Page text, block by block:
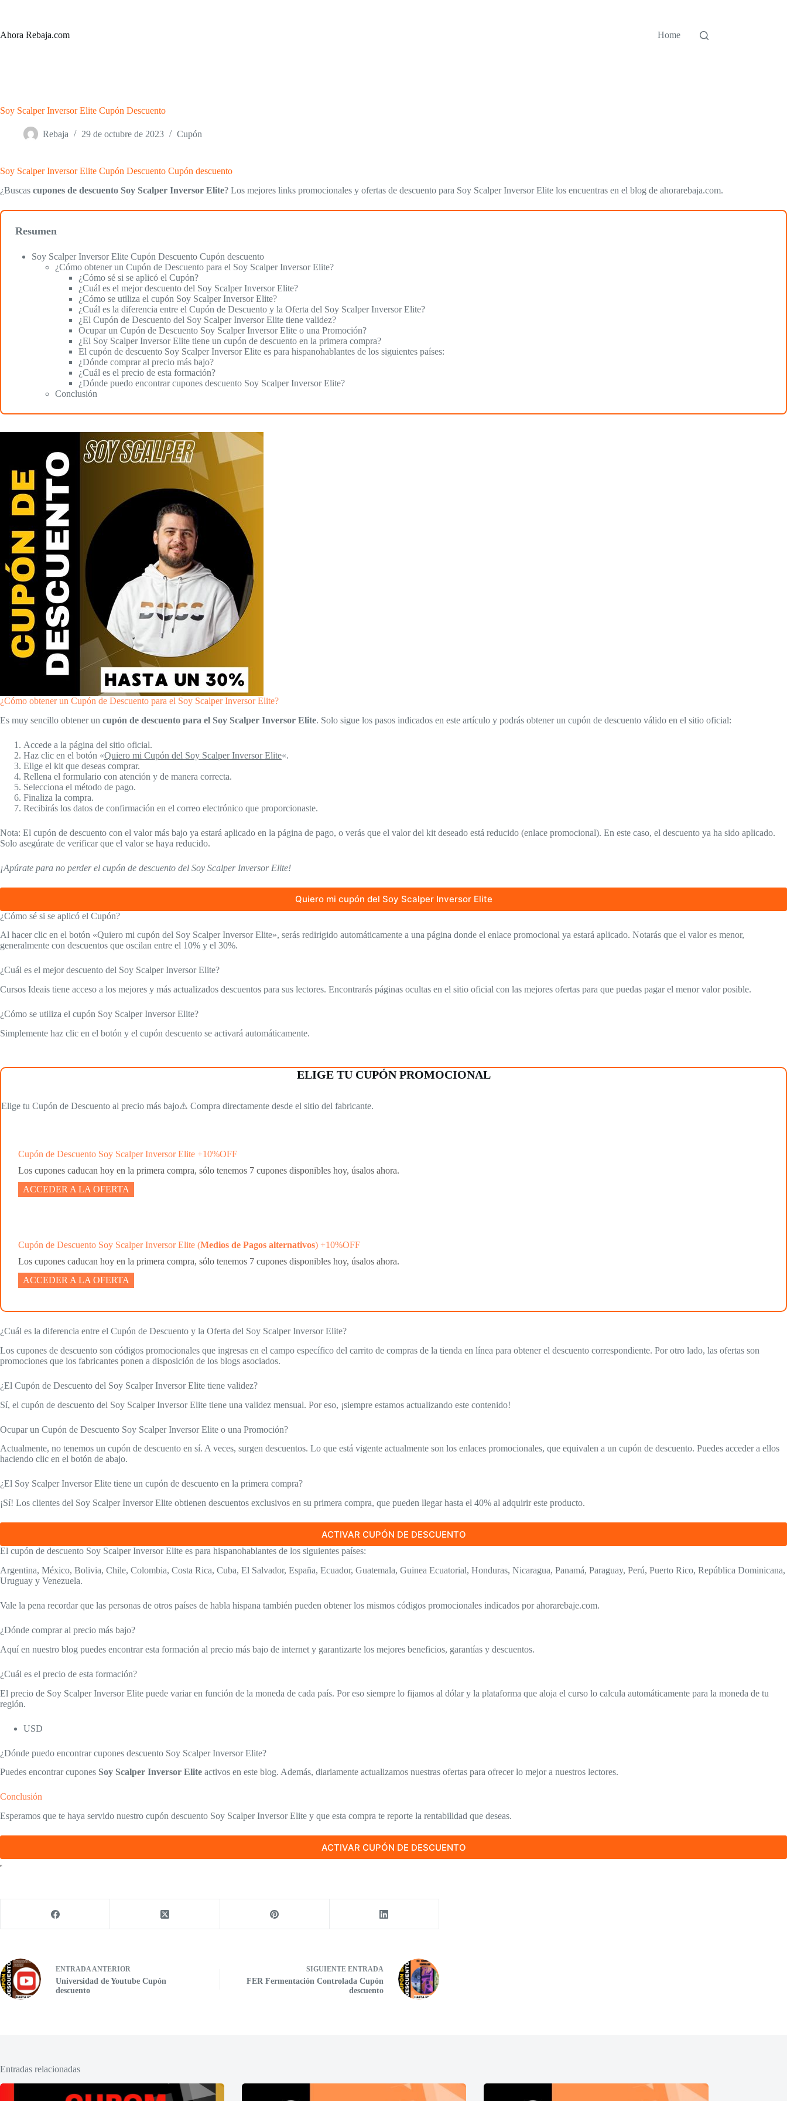
Ahora Rebaja.com
Home
Soy Scalper Inversor Elite Cupón Descuento
Rebaja 29 de octubre de 2023 Cupón
Soy Scalper Inversor Elite Cupón Descuento Cupón descuento
¿Buscas cupones de descuento Soy Scalper Inversor Elite? Los mejores links promocionales y ofertas de descuento para Soy Scalper Inversor Elite los encuentras en el blog de ahorarebaja.com.
Resumen
Soy Scalper Inversor Elite Cupón Descuento Cupón descuento
¿Cómo obtener un Cupón de Descuento para el Soy Scalper Inversor Elite?
¿Cómo sé si se aplicó el Cupón?
¿Cuál es el mejor descuento del Soy Scalper Inversor Elite?
¿Cómo se utiliza el cupón Soy Scalper Inversor Elite?
¿Cuál es la diferencia entre el Cupón de Descuento y la Oferta del Soy Scalper Inversor Elite?
¿El Cupón de Descuento del Soy Scalper Inversor Elite tiene validez?
Ocupar un Cupón de Descuento Soy Scalper Inversor Elite o una Promoción?
¿El Soy Scalper Inversor Elite tiene un cupón de descuento en la primera compra?
El cupón de descuento Soy Scalper Inversor Elite es para hispanohablantes de los siguientes países:
¿Dónde comprar al precio más bajo?
¿Cuál es el precio de esta formación?
¿Dónde puedo encontrar cupones descuento Soy Scalper Inversor Elite?
Conclusión
¿Cómo obtener un Cupón de Descuento para el Soy Scalper Inversor Elite?
Es muy sencillo obtener un cupón de descuento para el Soy Scalper Inversor Elite. Solo sigue los pasos indicados en este artículo y podrás obtener un cupón de descuento válido en el sitio oficial:
Accede a la página del sitio oficial.
Haz clic en el botón «Quiero mi Cupón del Soy Scalper Inversor Elite«.
Elige el kit que deseas comprar.
Rellena el formulario con atención y de manera correcta.
Selecciona el método de pago.
Finaliza la compra.
Recibirás los datos de confirmación en el correo electrónico que proporcionaste.
Nota: El cupón de descuento con el valor más bajo ya estará aplicado en la página de pago, o verás que el valor del kit deseado está reducido (enlace promocional). En este caso, el descuento ya ha sido aplicado.
Solo asegúrate de verificar que el valor se haya reducido.
¡Apúrate para no perder el cupón de descuento del Soy Scalper Inversor Elite!
Quiero mi cupón del Soy Scalper Inversor Elite
¿Cómo sé si se aplicó el Cupón?
Al hacer clic en el botón «Quiero mi cupón del Soy Scalper Inversor Elite», serás redirigido automáticamente a una página donde el enlace promocional ya estará aplicado. Notarás que el valor es menor,
generalmente con descuentos que oscilan entre el 10% y el 30%.
¿Cuál es el mejor descuento del Soy Scalper Inversor Elite?
Cursos Ideais tiene acceso a los mejores y más actualizados descuentos para sus lectores. Encontrarás páginas ocultas en el sitio oficial con las mejores ofertas para que puedas pagar el menor valor posible.
¿Cómo se utiliza el cupón Soy Scalper Inversor Elite?
Simplemente haz clic en el botón y el cupón descuento se activará automáticamente.
ELIGE TU CUPÓN PROMOCIONAL
Elige tu Cupón de Descuento al precio más bajo⚠️ Compra directamente desde el sitio del fabricante.
Cupón de Descuento Soy Scalper Inversor Elite +10%OFF
Los cupones caducan hoy en la primera compra, sólo tenemos 7 cupones disponibles hoy, úsalos ahora.
ACCEDER A LA OFERTA
Cupón de Descuento Soy Scalper Inversor Elite (Medios de Pagos alternativos) +10%OFF
Los cupones caducan hoy en la primera compra, sólo tenemos 7 cupones disponibles hoy, úsalos ahora.
ACCEDER A LA OFERTA
¿Cuál es la diferencia entre el Cupón de Descuento y la Oferta del Soy Scalper Inversor Elite?
Los cupones de descuento son códigos promocionales que ingresas en el campo específico del carrito de compras de la tienda en línea para obtener el descuento correspondiente. Por otro lado, las ofertas son
promociones que los fabricantes ponen a disposición de los blogs asociados.
¿El Cupón de Descuento del Soy Scalper Inversor Elite tiene validez?
Sí, el cupón de descuento del Soy Scalper Inversor Elite tiene una validez mensual. Por eso, ¡siempre estamos actualizando este contenido!
Ocupar un Cupón de Descuento Soy Scalper Inversor Elite o una Promoción?
Actualmente, no tenemos un cupón de descuento en sí. A veces, surgen descuentos. Lo que está vigente actualmente son los enlaces promocionales, que equivalen a un cupón de descuento. Puedes acceder a ellos
haciendo clic en el botón de abajo.
¿El Soy Scalper Inversor Elite tiene un cupón de descuento en la primera compra?
¡Sí! Los clientes del Soy Scalper Inversor Elite obtienen descuentos exclusivos en su primera compra, que pueden llegar hasta el 40% al adquirir este producto.
ACTIVAR CUPÓN DE DESCUENTO
El cupón de descuento Soy Scalper Inversor Elite es para hispanohablantes de los siguientes países:
Argentina, México, Bolivia, Chile, Colombia, Costa Rica, Cuba, El Salvador, España, Ecuador, Guatemala, Guinea Ecuatorial, Honduras, Nicaragua, Panamá, Paraguay, Perú, Puerto Rico, República Dominicana,
Uruguay y Venezuela.
Vale la pena recordar que las personas de otros países de habla hispana también pueden obtener los mismos códigos promocionales indicados por ahorarebaje.com.
¿Dónde comprar al precio más bajo?
Aquí en nuestro blog puedes encontrar esta formación al precio más bajo de internet y garantizarte los mejores beneficios, garantías y descuentos.
¿Cuál es el precio de esta formación?
El precio de Soy Scalper Inversor Elite puede variar en función de la moneda de cada país. Por eso siempre lo fijamos al dólar y la plataforma que aloja el curso lo calcula automáticamente para la moneda de tu
región.
USD
¿Dónde puedo encontrar cupones descuento Soy Scalper Inversor Elite?
Puedes encontrar cupones Soy Scalper Inversor Elite activos en este blog. Además, diariamente actualizamos nuestras ofertas para ofrecer lo mejor a nuestros lectores.
Conclusión
Esperamos que te haya servido nuestro cupón descuento Soy Scalper Inversor Elite y que esta compra te reporte la rentabilidad que deseas.
ACTIVAR CUPÓN DE DESCUENTO
ENTRADA ANTERIOR
Universidad de Youtube Cupón
descuento
SIGUIENTE ENTRADA
FER Fermentación Controlada Cupón
descuento
Entradas relacionadas